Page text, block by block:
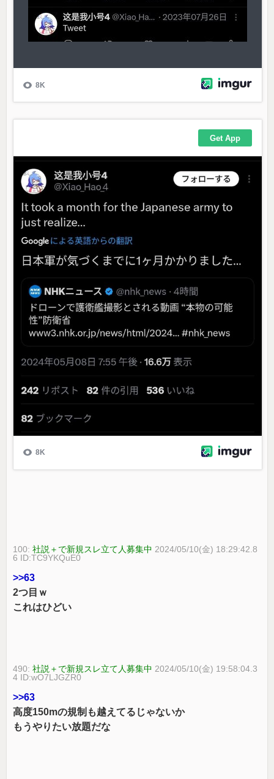
100:社説＋で新規スレ立て人募集中 2024/05/10(金) 18:29:42.8
6 ID:TC9YKQuE0
>>63
2つ目ｗ
これはひどい
490:社説＋で新規スレ立て人募集中 2024/05/10(金) 19:58:04.3
4 ID:wO7LJGZR0
>>63
高度150mの規制も越えてるじゃないか
もうやりたい放題だな